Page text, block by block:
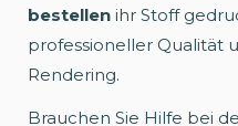
bestellen ihr Stoff
professioneller Qualität
Rendering.
Brauchen Sie Hilfe bei